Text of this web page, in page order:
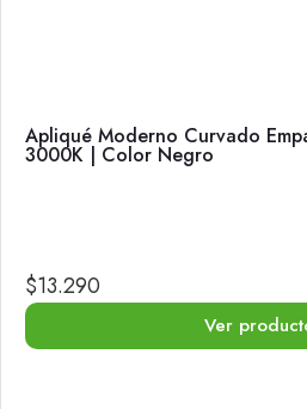
Apliqué Moderno Curvado
3000K | Color Negro
$13.290
Ver